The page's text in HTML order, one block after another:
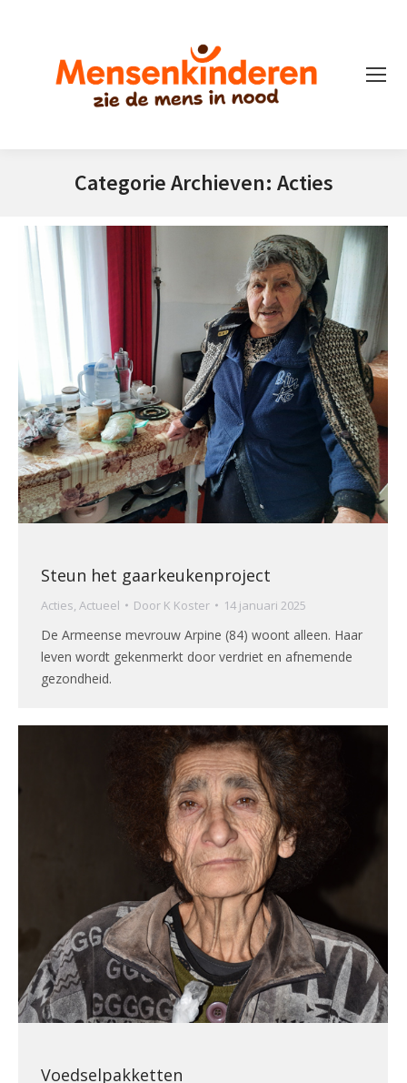
Categorie Archieven: Acties
Steun het gaarkeukenproject
Acties, Actueel Door K Koster 14 januari 2025
De Armeense mevrouw Arpine (84) woont alleen. Haar
leven wordt gekenmerkt door verdriet en afnemende
gezondheid.
Voedselpakketten